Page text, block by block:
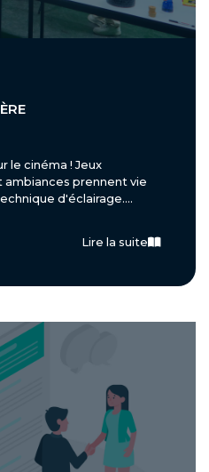
le cinéma ! Jeux
prennent vie
d'éclairage....
Lire la suite